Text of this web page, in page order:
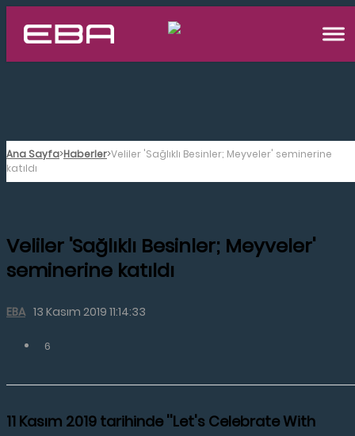
Ana Sayfa Haberler Veliler 'Sağlıklı Besinler; Meyveler' seminerine
katıldı
Veliler 'Sağlıklı Besinler; Meyveler'
seminerine katıldı
EBA 13 Kasım 2019 11:14:33
6
11 Kasım 2019 tarihinde ''Let's Celebrate With